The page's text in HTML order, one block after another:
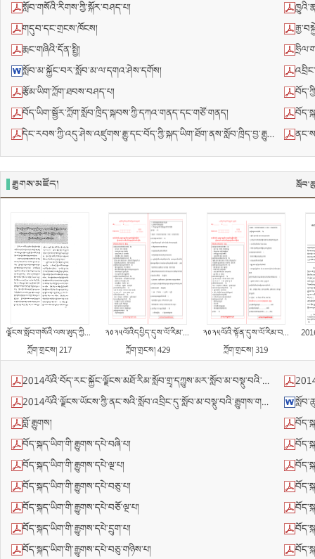
སློབ་གསོའི་རིགས་ཀྱི་སྐོར་བཤད་པ།
གདུབ་དང་གྲངས་ཁོངས།
རྨང་གཞིའི་དོན་སྤྱི།
སློབ་མ་སྐྱོང་བར་སློབ་མ་ལ་དགའ་ཤེས་དགོས།
རྩོམ་ཡིག་ཀློག་ཐབས་བཤད་པ།
བོད་ཡིག་སྦྱོར་ཀློག་སློབ་ཁྲིད་སྐབས་ཀྱི་དཀའ་གནད་དང་གཙོ་གནད།
དེང་རབས་ཀྱི་འདུ་ཤེས་འཛུགས་རྒྱུ་དང་བོད་ཀྱི་སྐད་ཡིག་ཐོག་ནས་སློབ་ཁྲིད་བྱ་རྒྱུ་གཉིས་ནི་བོད་ལྗོངས་དར་རྒྱས་གཏོང་བའི་མཐུན་རྐྱེན་དམ་པ་ཞིག་ཡིན།
རྒྱུགས་མཛོད།
ལྗོངས་སློབ་གསོའི་ལས་ཨུད་ཀྱིས་གུང་ཁྲན་ཏང་ཡོན་གྱི་སྔོན་ཐོན་རང་བཞིན་རྒྱུན་འཁྱོངས་བྱ་རྒྱུའི་སློབ་གསོའི་བྱེད་སྒོ་སྤེལ་བའི་སྐུལ་སློང་ཚོགས་ཆེན་ལྷ་སར་འཚོགས་པ།
ཀློག་གྲངས། 217
༢༠༢༥ལོའིདཔྱིད་དུས་ལོ་རིམ་བདུན་པའི་བོད་ཡིག་དཀྱིལ་རྒྱུགས་ཚད་འཇལ་རྒྱུགས་གཞི།
ཀློག་གྲངས། 429
༢༠༢༥ལོའི་སྟོན་དུས་ལོ་རིམ་བརྒྱད་པའི་བོད་ཡིག་ཟླ་རྒྱུགས་ཚད་འཇལ་རྒྱུགས་གཞི།
ཀློག་གྲངས། 319
2014ལོའི་བོད་རང་སྐྱོང་ལྗོངས་མཐོ་རིམ་སློབ་གྲྭ་དཀྱུས་མར་སློབ་མ་བསྡུ་བའི་གཅིག་གྱུར་རྒྱུགས་ཤོག་ལས་བོད་སྐད་ཡིག་རྒྱུགས་ཤོག་གི་དཔྱད་ཞིབ་ཕྲན་བུ།
2014ལོའི་ལྗོངས་ཡོངས་ཀྱི་ནང་སའི་སློབ་འབྲིང་དུ་སློབ་མ་བསྡུ་བའི་རྒྱུགས་གཞིའི་དབྱེ་ཞིབ་རགས་གླེང་།
བློ་རྒྱུགས།
བོད་སྐད་ཡིག་གི་རྒྱུགས་དཔེ་བཞི་པ།
བོད་སྐད་ཡིག་གི་རྒྱུགས་དཔེ་ལྔ་པ།
བོད་སྐད་ཡིག་གི་རྒྱུགས་དཔེ་བཅུ་པ།
བོད་སྐད་ཡིག་གི་རྒྱུགས་དཔེ་བཅོ་ལྔ་པ།
བོད་སྐད་ཡིག་གི་རྒྱུགས་དཔེ་དྲུག་པ།
བོད་སྐད་ཡིག་གི་རྒྱུགས་དཔེ་བཅུ་གཉིས་པ།